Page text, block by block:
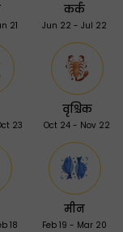
21
कर्क
Jun 22 - Jul 22
23
वृश्चिक
Oct 24 - Nov 22
18
मीन
Feb 19 - Mar 20